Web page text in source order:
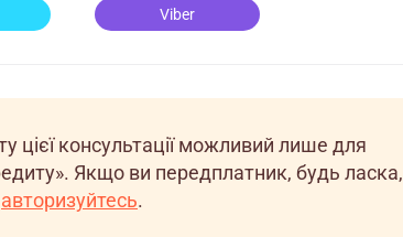
Viber
цієї консультації можливий лише для
Якщо ви передплатник, будь ласка,
авторизуйтесь.